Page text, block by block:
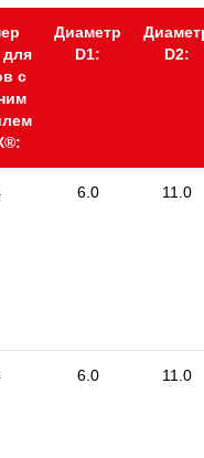
для
с
Диаметр
D1:
D2:
6.0 11.0
6.0 11.0